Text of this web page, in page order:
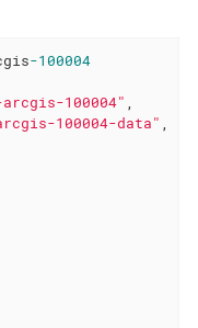
-100004
100004" ,
100004-data" ,